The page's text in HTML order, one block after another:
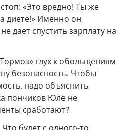
«Это вредно! Ты же
диете!» Именно он
дает спустить зарплату на
глух к обольщениям
безопасность. Чтобы
надо объяснить
пончиков Юле не
сработают?